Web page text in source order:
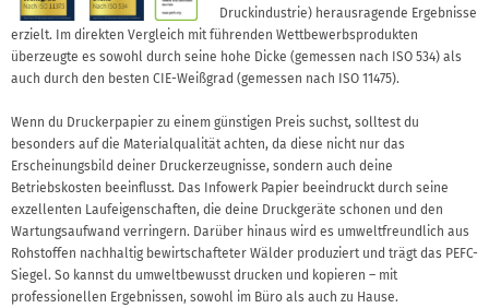
Druckindustrie) herausragende Ergebnisse
erzielt. Im direkten Vergleich mit führenden Wettbewerbsprodukten
überzeugte es sowohl durch seine hohe Dicke (gemessen nach ISO 534) als
auch durch den besten CIE-Weißgrad (gemessen nach ISO 11475).
Wenn du Druckerpapier zu einem günstigen Preis suchst, solltest du
besonders auf die Materialqualität achten, da diese nicht nur das
Erscheinungsbild deiner Druckerzeugnisse, sondern auch deine
Betriebskosten beeinflusst. Das Infowerk Papier beeindruckt durch seine
exzellenten Laufeigenschaften, die deine Druckgeräte schonen und den
Wartungsaufwand verringern. Darüber hinaus wird es umweltfreundlich aus
Rohstoffen nachhaltig bewirtschafteter Wälder produziert und trägt das PEFC-
Siegel. So kannst du umweltbewusst drucken und kopieren – mit
professionellen Ergebnissen, sowohl im Büro als auch zu Hause.